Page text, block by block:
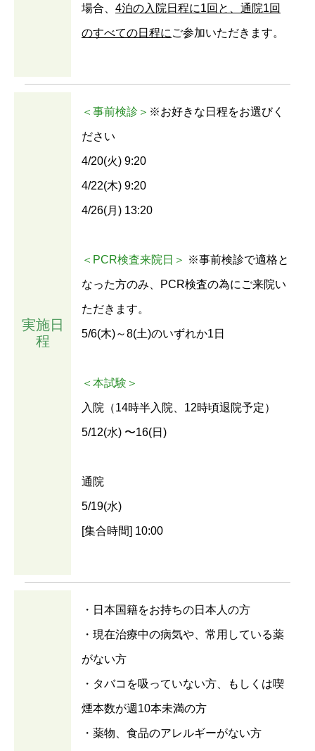
場合、 4泊の入院日程に1回と、通院1回
のすべての日程に ご参加いただきます。
実施日
程
＜事前検診＞ ※お好きな日程をお選びく
ださい
4/20(火) 9:20
4/22(木) 9:20
4/26(月) 13:20
＜PCR検査来院日＞ ※事前検診で適格と
なった方のみ、PCR検査の為にご来院い
ただきます。
5/6(木)～8(土)のいずれか1日
＜本試験＞
入院（14時半入院、12時頃退院予定）
5/12(水) 〜16(日)
通院
5/19(水)
[集合時間] 10:00
・日本国籍をお持ちの日本人の方
・現在治療中の病気や、常用している薬
がない方
・タバコを吸っていない方、もしくは喫
煙本数が週10本未満の方
・薬物、食品のアレルギーがない方